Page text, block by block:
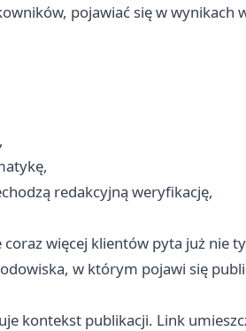
pojawiać się w wynikach
redakcyjną weryfikację,
coraz więcej klientów pyta już nie
w którym pojawi się
kontekst publikacji. Link